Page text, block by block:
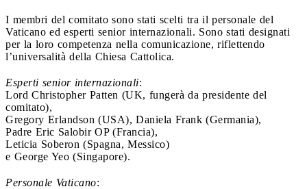
I membri del comitato sono stati scelti tra il personale del
Vaticano ed esperti senior internazionali. Sono stati designati
per la loro competenza nella comunicazione, riflettendo
l’universalità della Chiesa Cattolica.
Esperti senior internazionali:
Lord Christopher Patten (UK, fungerà da presidente del
comitato),
Gregory Erlandson (USA), Daniela Frank (Germania),
Padre Eric Salobir OP (Francia),
Leticia Soberon (Spagna, Messico)
e George Yeo (Singapore).
Personale Vaticano: